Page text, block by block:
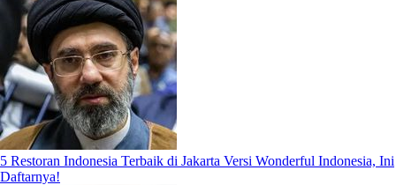
5 Restoran Indonesia Terbaik di Jakarta Versi Wonderful Indonesia, Ini
Daftarnya!